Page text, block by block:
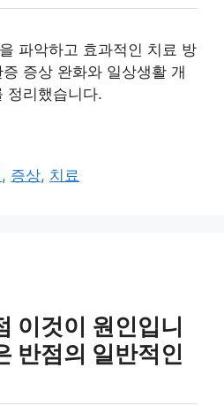
파악하고 효과적인 치료 방
증상 완화와 일상생활 개
정리했습니다.
, 증상, 치료
이것이 원인입니
반점의 일반적인